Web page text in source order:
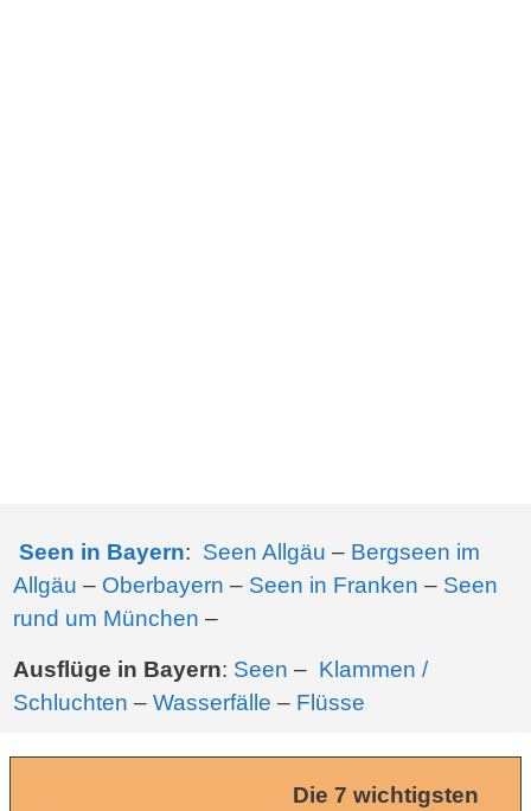
Seen in Bayern: Seen Allgäu – Bergseen im
Allgäu – Oberbayern – Seen in Franken – Seen
rund um München –
Ausflüge in Bayern: Seen – Klammen /
Schluchten – Wasserfälle – Flüsse
Die 7 wichtigsten